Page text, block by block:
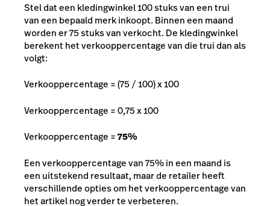
Stel dat een kledingwinkel 100 stuks van een trui
van een bepaald merk inkoopt. Binnen een maand
worden er 75 stuks van verkocht. De kledingwinkel
berekent het verkooppercentage van die trui dan als
volgt:
Verkooppercentage = (75 / 100) x 100
Verkooppercentage = 0,75 x 100
Verkooppercentage =75%
Een verkooppercentage van 75% in een maand is
een uitstekend resultaat, maar de retailer heeft
verschillende opties om het verkooppercentage van
het artikel nog verder te verbeteren.